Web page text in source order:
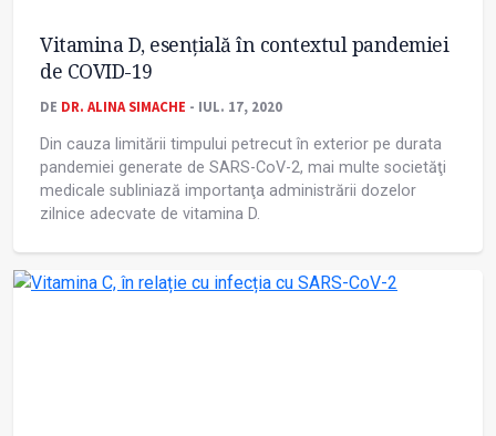
Vitamina D, esenţială în contextul pandemiei
de COVID-19
DE DR. ALINA SIMACHE - IUL. 17, 2020
Din cauza limitării timpului petrecut în exterior pe durata
pandemiei generate de SARS-CoV-2, mai multe societăţi
medicale subliniază importanţa administrării dozelor
zilnice adecvate de vitamina D.